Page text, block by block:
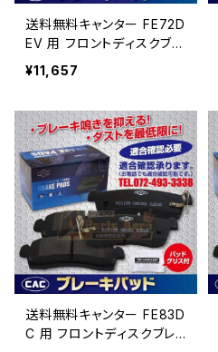
送料無料キャンター FE72D
EV 用 フロントディスクブレ
ーキパッド左右 ＰＡ513
（CAC）/専用グリス付Ｗキャ
¥11,657
送料無料キャンター FE83D
C 用 フロントディスクブレ